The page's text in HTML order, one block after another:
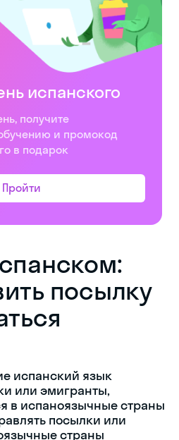
испанского
получите
и промокод
в подарок
Пройти
посылку
испанский язык
или эмигранты,
в испаноязычные страны
посылки или
страны